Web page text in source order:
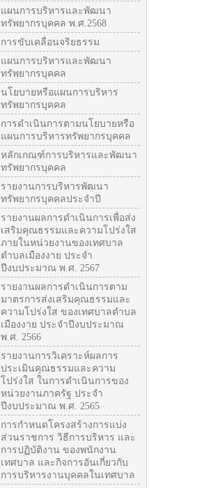
แผนการบริหารและพัฒนา
ทรัพยากรบุคคล พ.ศ.2568
การขับเคลื่อนจริยธรรม
แผนการบริหารและพัฒนา
ทรัพยากรบุคคล
นโยบายหรือแผนการบริหาร
ทรัพยากรบุคคล
การดำเนินการตามนโยบายหรือ
แผนการบริหารทรัพยากรบุคคล
หลักเกณฑ์การบริหารและพัฒนา
ทรัพยากรบุคคล
รายงานการบริหารพัฒนา
ทรัพยากรบุคคลประจำปี
รายงานผลการดำเนินการเพื่อส่ง
เสริมคุณธรรมและความโปร่งใส
ภายในหน่วยงานของเทศบาล
ตำบลเมืองงาย ประจำ
ปีงบประมาณ พ.ศ. 2567
รายงานผลการดำเนินการตาม
มาตรการส่งเสริมคุณธรรมและ
ความโปร่งใส ของเทศบาลตำบล
เมืองงาย ประจำปีงบประมาณ
พ.ศ. 2566
รายงานการวิเคราะห์ผลการ
ประเมินคุณธรรมและความ
โปร่งใส ในการดำเนินการของ
หน่วยงานภาครัฐ ประจำ
ปีงบประมาณ พ.ศ. 2565
การกำหนดโครงสร้างการแบ่ง
ส่วนราชการ วิธีการบริหาร และ
การปฏิบัติงาน ของพนักงาน
เทศบาล และกิจการอันเกี่ยวกับ
การบริหารงานบุคคลในเทศบาล